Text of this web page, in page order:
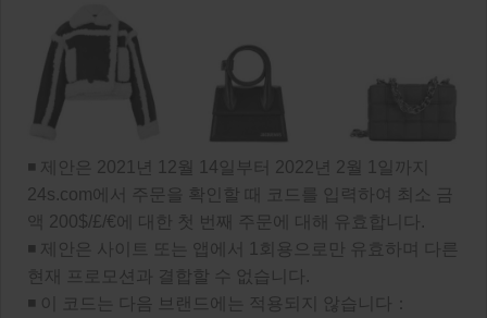
◾ 제안은 2021년 12월 14일부터 2022년 2월 1일까지
24s.com에서 주문을 확인할 때 코드를 입력하여 최소 금
액 200$/£/€에 대한 첫 번째 주문에 대해 유효합니다.
◾ 제안은 사이트 또는 앱에서 1회용으로만 유효하며 다른
현재 프로모션과 결합할 수 없습니다.
◾ 이 코드는 다음 브랜드에는 적용되지 않습니다：